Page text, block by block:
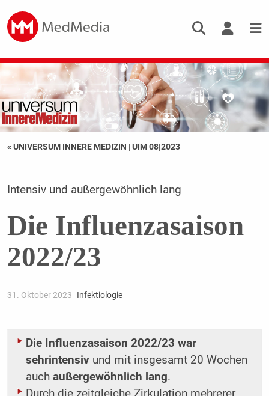
« UNIVERSUM INNERE MEDIZIN |UIM 08|2023
Intensiv und außergewöhnlich lang
Die Influenzasaison
2022/23
31. Oktober 2023 Infektiologie
Die Influenzasaison 2022/23 war
sehrintensiv und mit insgesamt 20 Wochen
auch außergewöhnlich lang.